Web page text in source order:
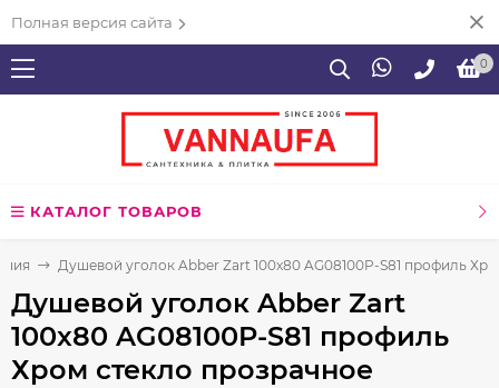
Полная версия сайта
0
КАТАЛОГ ТОВАРОВ
Душевой уголок Abber Zart 100x80 AG08100P-S81 профиль
Душевой уголок Abber Zart
100x80 AG08100P-S81 профиль
Хром стекло прозрачное